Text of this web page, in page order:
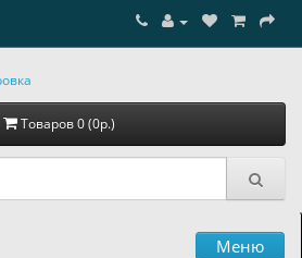
Товаров 0 (0р.)
Меню